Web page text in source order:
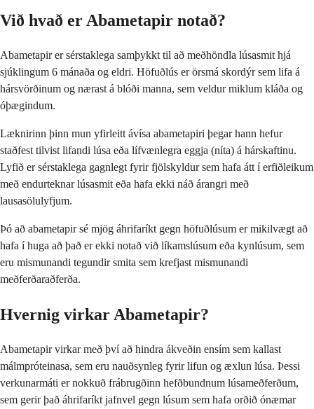
Við hvað er Abametapir notað?
Abametapir er sérstaklega samþykkt til að meðhöndla lúsasmit hjá
sjúklingum 6 mánaða og eldri. Höfuðlús er örsmá skordýr sem lifa á
hársvörðinum og nærast á blóði manna, sem veldur miklum kláða og
óþægindum.
Læknirinn þinn mun yfirleitt ávísa abametapiri þegar hann hefur
staðfest tilvist lifandi lúsa eða lífvænlegra eggja (níta) á hárskaftinu.
Lyfið er sérstaklega gagnlegt fyrir fjölskyldur sem hafa átt í erfiðleikum
með endurteknar lúsasmit eða hafa ekki náð árangri með
lausasölulyfjum.
Þó að abametapir sé mjög áhrifaríkt gegn höfuðlúsum er mikilvægt að
hafa í huga að það er ekki notað við líkamslúsum eða kynlúsum, sem
eru mismunandi tegundir smita sem krefjast mismunandi
meðferðaraðferða.
Hvernig virkar Abametapir?
Abametapir virkar með því að hindra ákveðin ensím sem kallast
málmpróteinasa, sem eru nauðsynleg fyrir lifun og æxlun lúsa. Þessi
verkunarmáti er nokkuð frábrugðinn hefðbundnum lúsameðferðum,
sem gerir það áhrifaríkt jafnvel gegn lúsum sem hafa orðið ónæmar